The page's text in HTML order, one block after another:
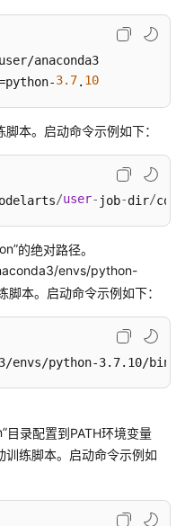
3.7. 10
本。启动命令示例如下：
/user- job-dir/code
的绝对路径。
envs/python-
脚本。启动命令示例如下：
envs/python-3.7.10/
目录配置到PATH环境变量
练脚本。启动命令示例如